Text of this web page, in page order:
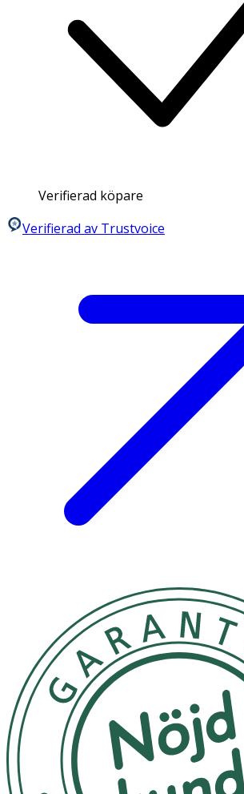
Verifierad köpare
Verifierad av Trustvoice